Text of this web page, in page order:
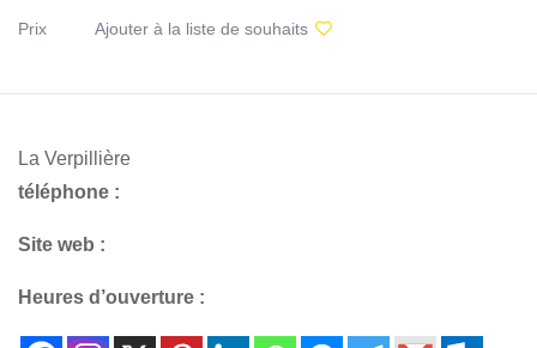
Prix Ajouter à la liste de souhaits
La Verpillière
téléphone :
Site web :
Heures d’ouverture :